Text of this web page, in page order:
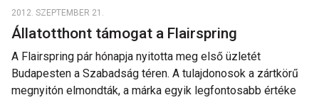
2012. SZEPTEMBER 21.
Állatotthont támogat a Flairspring
A Flairspring pár hónapja nyitotta meg első üzletét
Budapesten a Szabadság téren. A tulajdonosok a zártkörű
megnyitón elmondták, a márka egyik legfontosabb értéke